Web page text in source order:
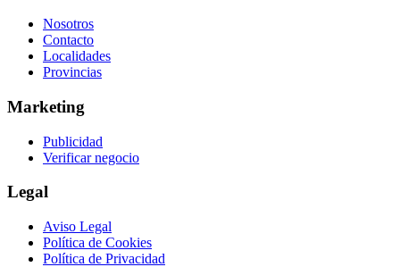
Nosotros
Contacto
Localidades
Provincias
Marketing
Publicidad
Verificar negocio
Legal
Aviso Legal
Política de Cookies
Política de Privacidad